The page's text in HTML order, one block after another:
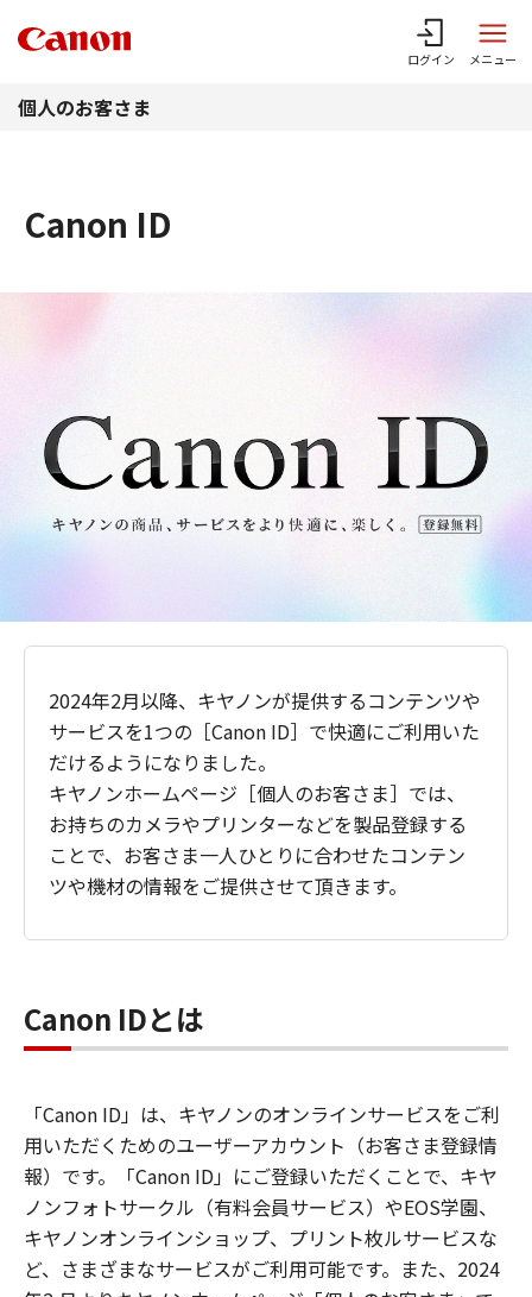
ログイン メニュー
個人のお客さま
Canon ID
2024年2月以降、キヤノンが提供するコンテンツや
サービスを1つの［Canon ID］で快適にご利用いた
だけるようになりました。
キヤノンホームページ［個人のお客さま］では、
お持ちのカメラやプリンターなどを製品登録する
ことで、お客さま一人ひとりに合わせたコンテン
ツや機材の情報をご提供させて頂きます。
Canon IDとは
「Canon ID」は、キヤノンのオンラインサービスをご利
用いただくためのユーザーアカウント（お客さま登録情
報）です。「Canon ID」にご登録いただくことで、キヤ
ノンフォトサークル（有料会員サービス）やEOS学園、
キヤノンオンラインショップ、プリント枚ルサービスな
ど、さまざまなサービスがご利用可能です。また、2024